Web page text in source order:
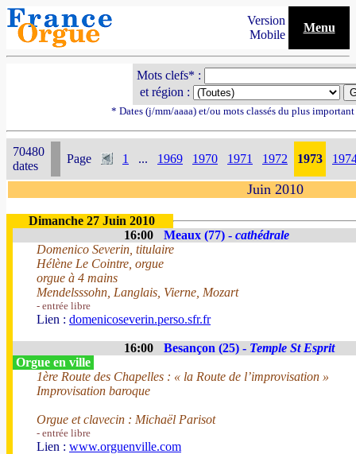
Version
Mobile
Menu
Mots clefs* :
et région :
* Dates (j/mm/aaaa) et/ou mots classés du plus
70480
dates
Page 1 ... 1969 1970 1971 1972 1973
Juin 2010
Dimanche 27 Juin 2010
16:00
Meaux (77) - cathédrale
Domenico Severin, titulaire
Hélène Le Cointre, orgue
orgue à 4 mains
Mendelsssohn, Langlais, Vierne, Mozart
- entrée libre
Lien : domenicoseverin.perso.sfr.fr
16:00 Besançon (25) - Temple St Esprit
Orgue en ville
1ère Route des Chapelles : « la Route de l’improvisation »
Improvisation baroque
Orgue et clavecin : Michaël Parisot
- entrée libre
Lien : www.orguenville.com